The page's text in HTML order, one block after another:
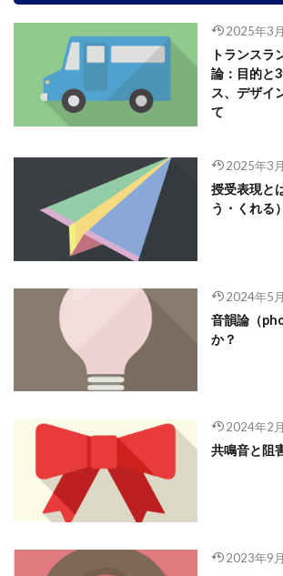
2025年3
トランスラ
論：目的と
ス、デザイ
て
2025年3
授受表現と
う・くれる）
2024年5
音韻論（
か？
2024年2
共鳴音と阻
2023年9